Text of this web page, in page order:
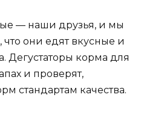
— наши друзья, и мы
они едят вкусные и
Дегустаторы корма для
и проверят,
стандартам качества.